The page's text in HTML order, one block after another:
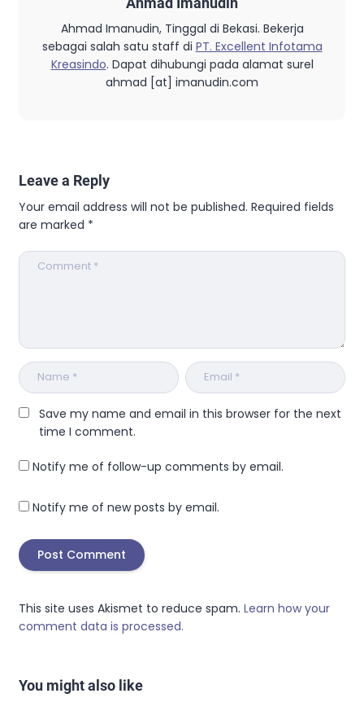
Ahmad Imanudin, Tinggal di Bekasi. Bekerja
sebagai salah satu staff di PT. Excellent Infotama
Kreasindo. Dapat dihubungi pada alamat surel
ahmad [at] imanudin.com
Leave a Reply
Your email address will not be published. Required fields
are marked *
Save my name and email in this browser for the next
time I comment.
Notify me of follow-up comments by email.
Notify me of new posts by email.
This site uses Akismet to reduce spam. Learn how your
comment data is processed.
You might also like